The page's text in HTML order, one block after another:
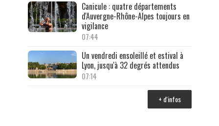
Canicule : quatre départements
d'Auvergne-Rhône-Alpes toujours en
vigilance
07:44
Un vendredi ensoleillé et estival à
Lyon, jusqu'à 32 degrés attendus
07:14
+ d'infos